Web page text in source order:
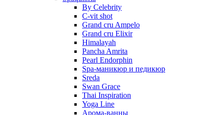
By Celebrity
C-vit shot
Grand cru Ampelo
Grand сru Elixir
Himalayah
Pancha Amrita
Pearl Endorphin
Spa-маникюр и педикюр
Sreda
Swan Grace
Thai Inspiration
Yoga Line
Арома-ванны